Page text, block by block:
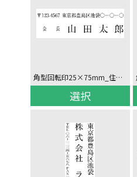
角型回転印25×75mm_住所/役職氏名_ヨコ
選択